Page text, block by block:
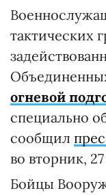
тактических
огневой
специально
сообщил
во вторник,
Бойцы